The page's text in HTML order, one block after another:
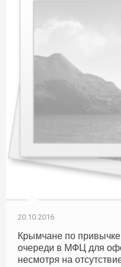
20.10.2016
Крымчане по
очереди в МФЦ для
несмотря на